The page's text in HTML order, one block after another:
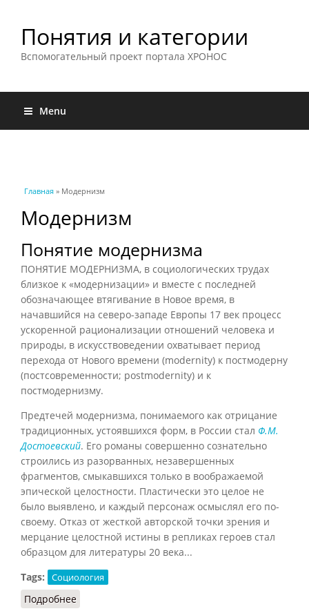
Понятия и категории
Вспомогательный проект портала ХРОНОС
Menu
Вы здесь
Главная » Модернизм
Модернизм
Понятие модернизма
ПОНЯТИЕ МОДЕРНИЗМА, в социологических трудах
близкое к «модернизации» и вместе с последней
обозначающее втягивание в Новое время, в
начавшийся на северо-западе Европы 17 век процесс
ускоренной рационализации отношений человека и
природы, в искусствоведении охватывает период
перехода от Нового времени (modernity) к постмодерну
(постсовременности; postmodernity) и к
постмодернизму.
Предтечей модернизма, понимаемого как отрицание
традиционных, устоявшихся форм, в России стал Ф.М.
Достоевский. Его романы совершенно сознательно
строились из разорванных, незавершенных
фрагментов, смыкавшихся только в воображаемой
эпической целостности. Пластически это целое не
было выявлено, и каждый персонаж осмыслял его по-
своему. Отказ от жесткой авторской точки зрения и
мерцание целостной истины в репликах героев стал
образцом для литературы 20 века...
Tags:
Социология
Подробнее